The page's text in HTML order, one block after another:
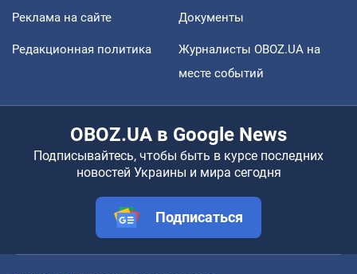
Реклама на сайте Документы
Редакционная политика
Журналисты OBOZ.UA на
месте событий
OBOZ.UA в Google News
Подписывайтесь, чтобы быть в курсе последних
новостей Украины и мира сегодня
Подписаться